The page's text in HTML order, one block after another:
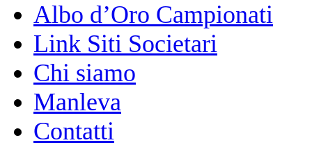
Albo d’Oro Campionati
Link Siti Societari
Chi siamo
Manleva
Contatti